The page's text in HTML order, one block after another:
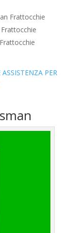
Frattocchie
PER